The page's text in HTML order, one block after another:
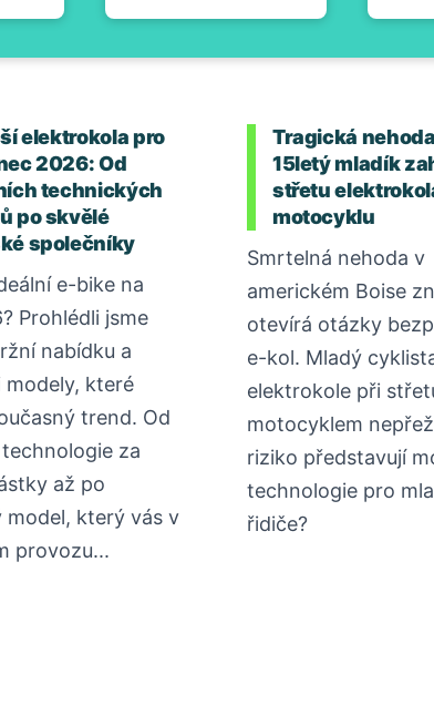
elektrokola pro
2026: Od
technických
po skvělé
společníky
e-bike na
Prohlédli jsme
nabídku a
které
trend. Od
za
až po
model, který vás v
provozu...
Tragická
15letý mladík
střetu
motocyklu
Smrtelná nehoda v
americkém Boise
otevírá otázky
e-kol. Mladý
elektrokole při
motocyklem
riziko představují
technologie pro
řidiče?